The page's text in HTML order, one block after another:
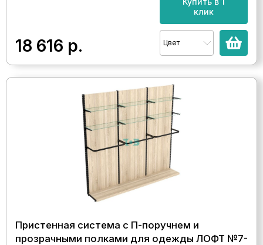
18 616 р.
клик
Цвет
Пристенная система с П-поручнем и
прозрачными полками для одежды ЛОФТ №7-